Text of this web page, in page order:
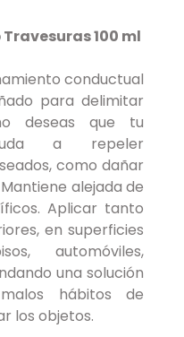
100 ml
conductual
para delimitar
deseas que tu
a repeler
como dañar
alejada de
Aplicar tanto
en superficies
automóviles,
una solución
hábitos de
los objetos.